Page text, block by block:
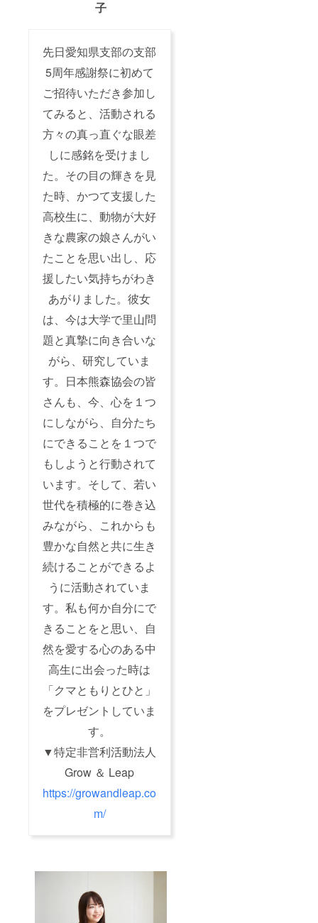
子
先日愛知県支部の支部
5周年感謝祭に初めて
ご招待いただき参加し
てみると、活動される
方々の真っ直ぐな眼差
しに感銘を受けまし
た。その目の輝きを見
た時、かつて支援した
高校生に、動物が大好
きな農家の娘さんがい
たことを思い出し、応
援したい気持ちがわき
あがりました。彼女
は、今は大学で里山問
題と真摯に向き合いな
がら、研究していま
す。日本熊森協会の皆
さんも、今、心を１つ
にしながら、自分たち
にできることを１つで
もしようと行動されて
います。そして、若い
世代を積極的に巻き込
みながら、これからも
豊かな自然と共に生き
続けることができるよ
うに活動されていま
す。私も何か自分にで
きることをと思い、自
然を愛する心のある中
高生に出会った時は
「クマともりとひと」
をプレゼントしていま
す。
▼特定非営利活動法人
Grow ＆ Leap
https://growandleap.co
m/